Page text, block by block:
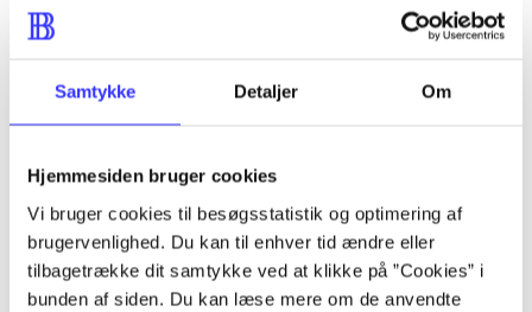
Samtykke Detaljer Om
Hjemmesiden bruger cookies
Vi bruger cookies til besøgsstatistik og optimering af
brugervenlighed. Du kan til enhver tid ændre eller
tilbagetrække dit samtykke ved at klikke på ”Cookies” i
bunden af siden. Du kan læse mere om de anvendte
...
...
...